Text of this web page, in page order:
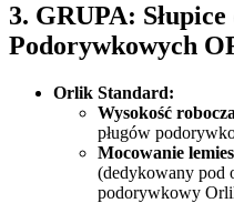
3. GRUPA: Słupice
Podorywkowych
Orlik Standard:
Wysokość
pługów
Mocowanie
(dedykowany pod
podorywkowy